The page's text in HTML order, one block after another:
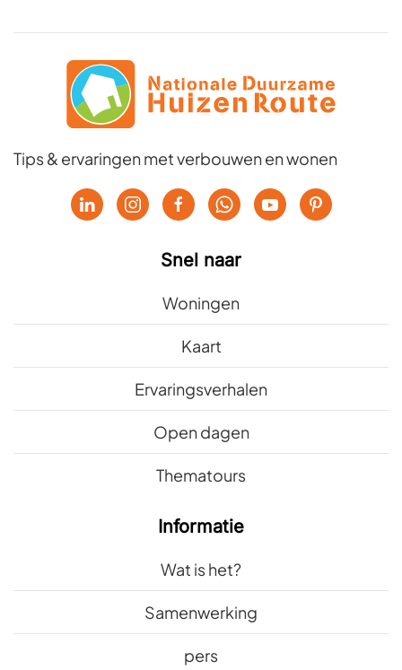
Tips & ervaringen met verbouwen en wonen
Snel naar
Woningen
Kaart
Ervaringsverhalen
Open dagen
Thematours
Informatie
Wat is het?
Samenwerking
pers